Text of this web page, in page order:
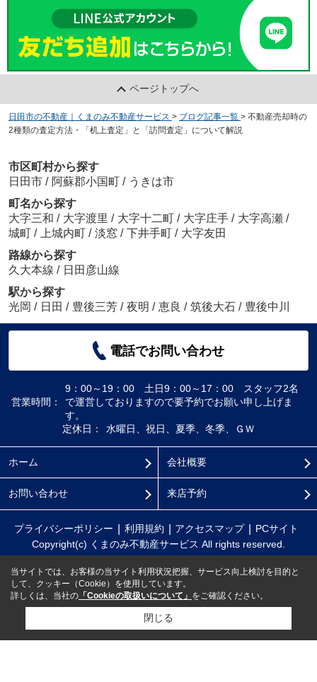
ページトップへ
日田市の不動産｜くまのみ不動産サービス > ブログ記事一覧 > 不動産売却時の
2種類の査定方法・「机上査定」と「訪問査定」について解説
市区町村から探す
日田市 / 阿蘇郡小国町 / うきは市
町名から探す
大字三和 / 大字渡里 / 大字十二町 / 大字庄手 / 大字高瀬 /
城町 / 上城内町 / 淡窓 / 下井手町 / 大字友田
路線から探す
久大本線 / 日田彦山線
駅から探す
光岡 / 日田 / 豊後三芳 / 夜明 / 恵良 / 筑後大石 / 豊後中川
電話でお問い合わせ
営業時間：
9：00～19：00 土日9：00～17：00 スタッフ2名
で運営しておりますので要予約でお願い申し上げま
す。
定休日：
水曜日、祝日、夏季、冬季、ＧＷ
ホーム 会社概要
お問い合わせ 来店予約
プライバシーポリシー 利用規約 アクセスマップ
PCサイト
Copyright(c) くまのみ不動産サービス All rights reserved.
当サイトでは、お客様の当サイト利用状況把握、サービス向上検討を目的と
して、クッキー（Cookie）を使用しています。
詳しくは、当社の 「Cookieの取扱いについて」 をご確認ください。
閉じる